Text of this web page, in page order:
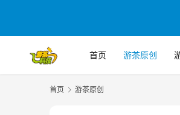
首页 游茶原创
首页 游茶原创